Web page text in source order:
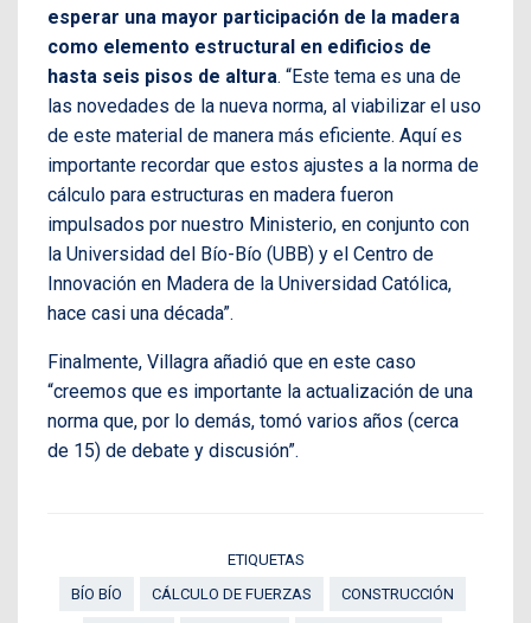
esperar una mayor participación de la madera
como elemento estructural en edificios de
hasta seis pisos de altura. “Este tema es una de
las novedades de la nueva norma, al viabilizar el uso
de este material de manera más eficiente. Aquí es
importante recordar que estos ajustes a la norma de
cálculo para estructuras en madera fueron
impulsados por nuestro Ministerio, en conjunto con
la Universidad del Bío-Bío (UBB) y el Centro de
Innovación en Madera de la Universidad Católica,
hace casi una década”.
Finalmente, Villagra añadió que en este caso
“creemos que es importante la actualización de una
norma que, por lo demás, tomó varios años (cerca
de 15) de debate y discusión”.
ETIQUETAS
BÍO BÍO
CÁLCULO DE FUERZAS CONSTRUCCIÓN